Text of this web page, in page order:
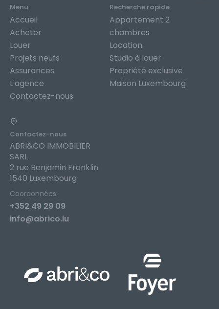
Menu
Accueil
Acheter
Louer
Projets neufs
Assurances
L'agence
Contactez-nous
Recherche rapide
Appartement 2
chambres
Location
Studio à louer
Propriété exclusive
Maison Luxembourg
Contactez-nous
ABRI&CO IMMOBILIER
SARL
2 rue Benjamin Franklin
1540 Luxembourg
Coordonnées
+352 49 29 09
info@abrico.lu